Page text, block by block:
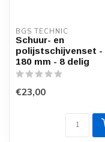
BGS TECHNIC
Schuur- en
polijstschijvenset -
180 mm - 8 delig
€23,00